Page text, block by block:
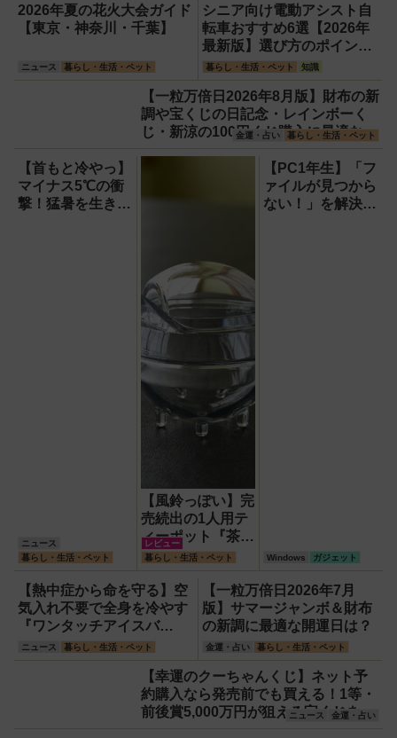
ー4L」【アイリ
スオーヤマ】！宇
宙服の技術で保冷
力も異次元だった
2026年夏の花火大会ガイド
【東京・神奈川・千葉】
ニュース 暮らし・生活・ペット
シニア向け電動アシスト自
転車おすすめ6選【2026年
最新版】選び方のポイント
は「またぎやすさ」「軽
さ」「足つきの良さ」
暮らし・生活・ペット 知識
【一粒万倍日2026年8月版】財布の新
調や宝くじの日記念・レインボーく
じ・新涼の100円くじ購入に最適な開
運日は？
金運・占い 暮らし・生活・ペット
【首もと冷やっ】
マイナス5℃の衝
撃！猛暑を生き抜
ニュース
暮らし・生活・ペット
【風鈴っぽい】完
売続出の1人用テ
ィーポット『茶鈴
（ティーリン）』
を使ってみた！川
越の風鈴から着想
を得たかわいい見
た目のリアルな使
い勝手を徹底解説
レビュー
暮らし・生活・ペット
【PC1年生】「フ
ァイルが見つから
ない！」を解決す
Windows ガジェット
【熱中症から命を守る】空
気入れ不要で全身を冷やす
『ワンタッチアイスバ
ス』。子どもたちのスポー
ツ現場に1台置くべき理由
ニュース 暮らし・生活・ペット
【一粒万倍日2026年7月
版】サマージャンボ＆財布
の新調に最適な開運日は？
金運・占い 暮らし・生活・ペット
【幸運のクーちゃんくじ】ネット予
約購入なら発売前でも買える！1等・
前後賞5,000万円が狙える宝くじを解
説
ニュース 金運・占い